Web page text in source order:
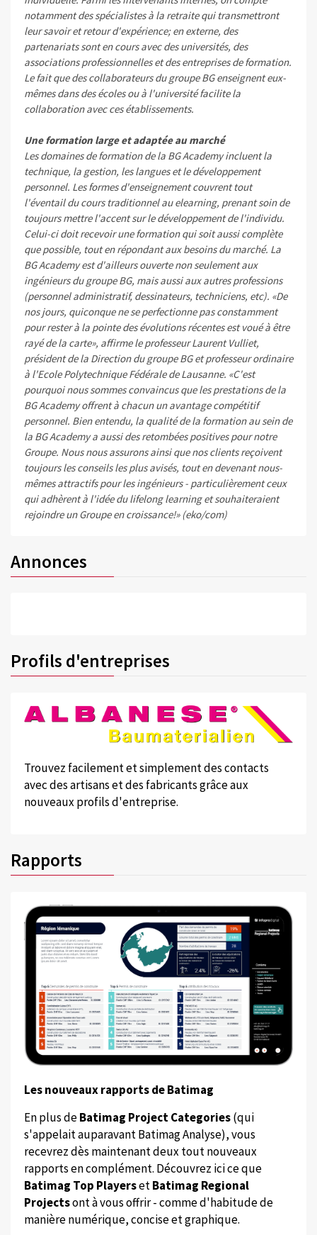
notamment des spécialistes à la retraite qui transmettront
leur savoir et retour d'expérience; en externe, des
partenariats sont en cours avec des universités, des
associations professionnelles et des entreprises de formation.
Le fait que des collaborateurs du groupe BG enseignent eux-
mêmes dans des écoles ou à l'université facilite la
collaboration avec ces établissements.
Une formation large et adaptée au marché
Les domaines de formation de la BG Academy incluent la
technique, la gestion, les langues et le développement
personnel. Les formes d'enseignement couvrent tout
l'éventail du cours traditionnel au elearning, prenant soin de
toujours mettre l'accent sur le développement de l'individu.
Celui-ci doit recevoir une formation qui soit aussi complète
que possible, tout en répondant aux besoins du marché. La
BG Academy est d'ailleurs ouverte non seulement aux
ingénieurs du groupe BG, mais aussi aux autres professions
(personnel administratif, dessinateurs, techniciens, etc). «De
nos jours, quiconque ne se perfectionne pas constamment
pour rester à la pointe des évolutions récentes est voué à être
rayé de la carte», affirme le professeur Laurent Vulliet,
président de la Direction du groupe BG et professeur ordinaire
à l'Ecole Polytechnique Fédérale de Lausanne. «C'est
pourquoi nous sommes convaincus que les prestations de la
BG Academy offrent à chacun un avantage compétitif
personnel. Bien entendu, la qualité de la formation au sein de
la BG Academy a aussi des retombées positives pour notre
Groupe. Nous nous assurons ainsi que nos clients reçoivent
toujours les conseils les plus avisés, tout en devenant nous-
mêmes attractifs pour les ingénieurs - particulièrement ceux
qui adhèrent à l'idée du lifelong learning et souhaiteraient
rejoindre un Groupe en croissance!» (eko/com)
Annonces
Profils d'entreprises
Trouvez facilement et simplement des contacts
avec des artisans et des fabricants grâce aux
nouveaux profils d'entreprise.
Rapports
Les nouveaux rapports de Batimag
En plus deBatimag Project Categories(qui
s'appelait auparavant Batimag Analyse), vous
recevrez dès maintenant deux tout nouveaux
rapports en complément. Découvrez ici ce que
Batimag Top PlayersetBatimag Regional
Projectsont à vous offrir - comme d'habitude de
manière numérique, concise et graphique.